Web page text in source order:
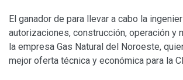
El ganador de para llevar a cabo la
autorizaciones, construcción, operación y
la empresa Gas Natural del Noroeste,
mejor oferta técnica y económica para la